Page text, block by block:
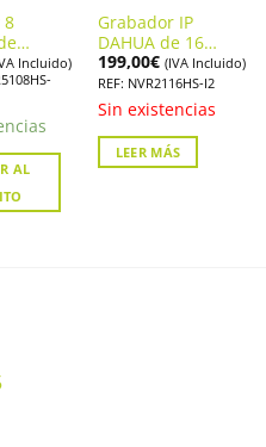
8
con
4K
4KL-I3
Incluido)
AL
Grabador IP
DAHUA de 16
canales y 12 Mpx
de resolución.
DHI-NVR2116HS-I2
199,00€ (IVA Incluido)
REF: NVR2116HS-I2
Sin existencias
LEER MÁS